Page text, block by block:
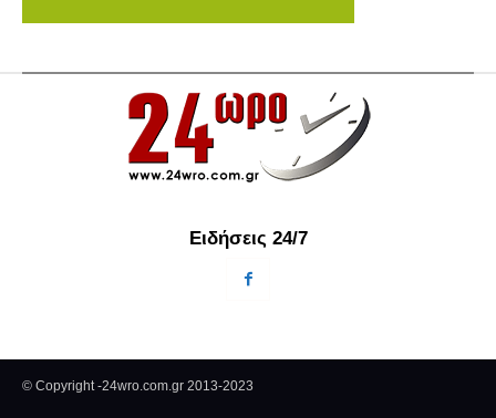
Ειδήσεις 24/7
© Copyright -24wro.com.gr 2013-2023